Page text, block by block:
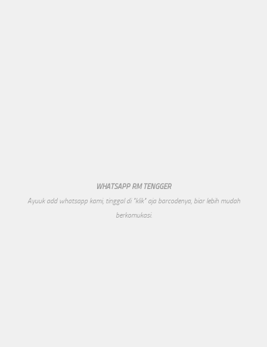
WHATSAPP RM TENGGER
Ayuuk add whatsapp kami, tinggal di "klik" aja barcodenya, biar lebih mudah
berkomukasi.